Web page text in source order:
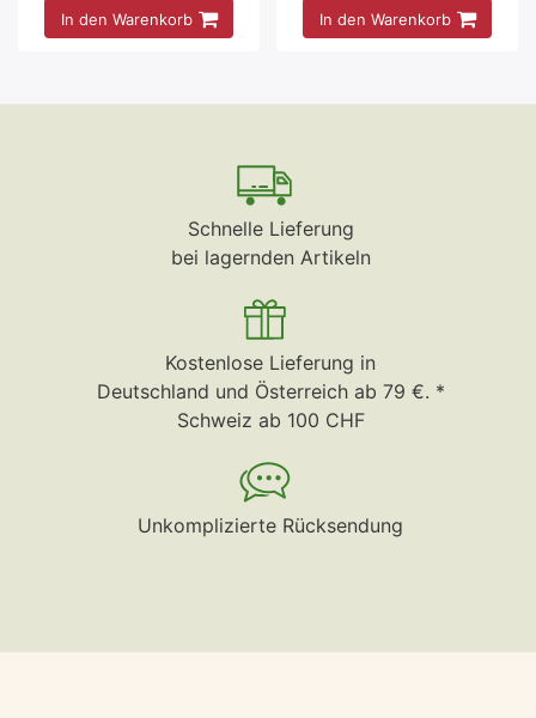
In den Warenkorb In den Warenkorb
Schnelle Lieferung
bei lagernden Artikeln
Kostenlose Lieferung in
Deutschland und Österreich ab 79 €. *
Schweiz ab 100 CHF
Unkomplizierte Rücksendung